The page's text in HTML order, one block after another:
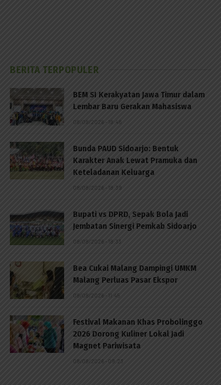
BERITA TERPOPULER
BEM SI Kerakyatan Jawa Timur dalam
Lembar Baru Gerakan Mahasiswa
08/08/2026 - 18:48
Bunda PAUD Sidoarjo: Bentuk
Karakter Anak Lewat Pramuka dan
Keteladanan Keluarga
08/08/2026 - 18:39
Bupati vs DPRD, Sepak Bola Jadi
Jembatan Sinergi Pemkab Sidoarjo
08/08/2026 - 18:33
Bea Cukai Malang Dampingi UMKM
Malang Perluas Pasar Ekspor
08/08/2026 - 11:45
Festival Makanan Khas Probolinggo
2026 Dorong Kuliner Lokal Jadi
Magnet Pariwisata
08/08/2026 - 09:23